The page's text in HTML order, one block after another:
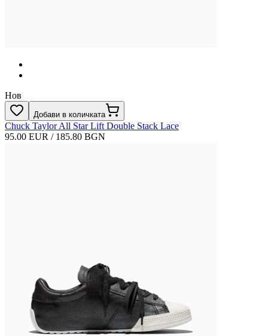
Нов
Добави в количката
Chuck Taylor All Star Lift Double Stack Lace
95.00 EUR / 185.80 BGN